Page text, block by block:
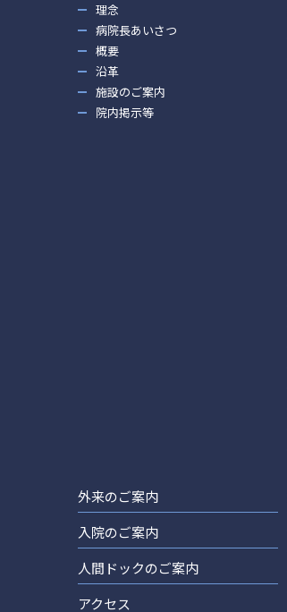
理念
病院長あいさつ
概要
沿革
施設のご案内
院内掲示等
外来のご案内
入院のご案内
人間ドックのご案内
アクセス